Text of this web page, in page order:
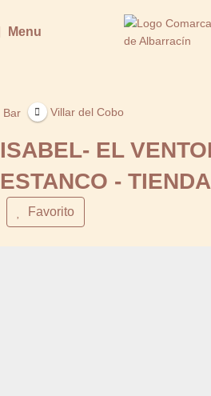
Menu
Bar Villar del Cobo
ISABEL- EL
ESTANCO - TIENDA
Favorito